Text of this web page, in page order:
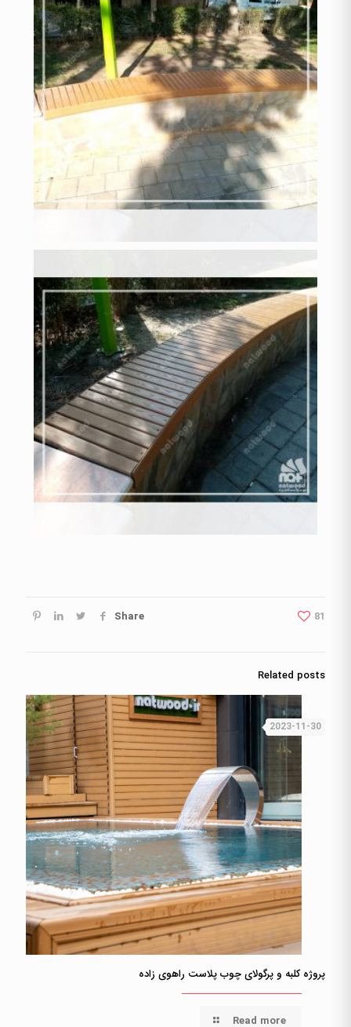
Share 81
Related posts
2023-11-30
پروژه کلبه و پرگولای چوب پلاست راهوی زاده
Read more